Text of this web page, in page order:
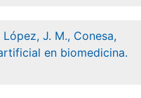
J. M., Conesa,
en biomedicina.